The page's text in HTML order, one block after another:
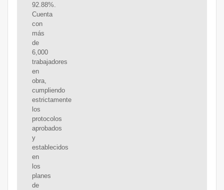
92.88%.
Cuenta
con
más
de
6,000
trabajadores
en
obra,
cumpliendo
estrictamente
los
protocolos
aprobados
y
establecidos
en
los
planes
de